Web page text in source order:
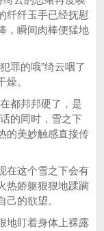
纤纤玉手已经抚慰
，瞬间肉棒便猛地
罪的哦”绮云咽了
。
都邦邦硬了，是
的同时，雪之下
的美妙触感直接传
这个雪之下会有
热娇躯狠狠地蹂躏
的欲望。
盯着身体上裸露